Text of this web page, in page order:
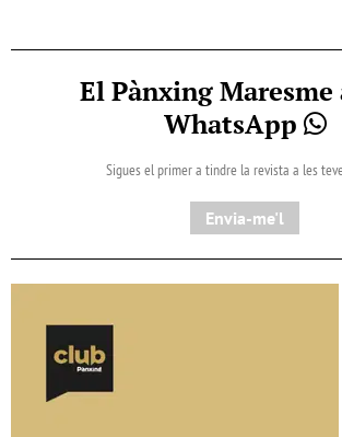
El Pànxing
WhatsApp
Sigues el primer a tindre la revista a les
Envia-me'l